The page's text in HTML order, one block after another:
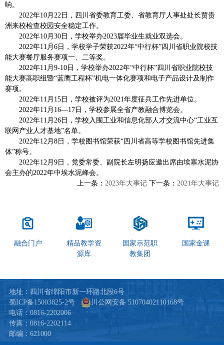
响。
2022年10月22日，四川省委教育工委、省教育厅人事处处长贾贵
洲来校检查校园安全稳定工作。
2022年10月30日，学校举办2023届毕业生就业双选会。
2022年11月6日，学校学子荣获2022年“中行杯”四川省职业院校技
能大赛餐厅服务赛项一、二等奖。
2022年11月9-10日，学校举办2022年“中行杯”四川省职业院校技
能大赛高职组暨“蓝鹰工程杯”机电一体化赛项和电子产品设计及制作
赛项。
2022年11月15日，学校被评为2021年度征兵工作先进单位。
2022年11月16—17日，学校参展全省产教融合博览会。
2022年11月26日，学校入围工业和信息化部人才交流中心“工业互
联网产业人才基地”名单。
2022年12月8日，学校图书馆荣获“四川省高等学校图书馆先进集
体”称号。
2022年12月9日，党委常委、副院长左明扬应邀出席由埃塞水泥协
会主办的2022年中埃水泥峰会。
上一条： 2023年大事记 下一条： 2021年大事记
融合门户
精品教学资
源库
国家示范职
教集团
国家金课
地址：四川省绵阳市新一环路北段6号
蜀ICP备15003825-2号
川公网安备 51070402110168号
电话：0816-2202006
传真：0816-2202114
邮编：621000